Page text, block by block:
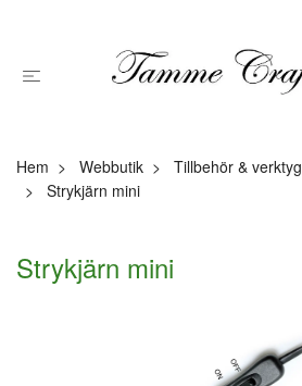
Hem Webbutik Tillbehör & verktyg
Strykjärn mini
Strykjärn mini